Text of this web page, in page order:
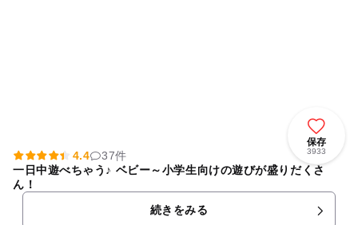
保存
3933
4.4
37件
一日中遊べちゃう♪ ベビー～小学生向けの遊びが盛りだくさ
ん！
続きをみる